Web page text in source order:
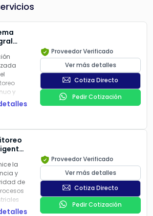
y
la
y
de
la
de
Proveedor Verificado
Ver más detalles
Cotiza Directo
Pedir Cotización
la
y
de
el
Proveedor Verificado
Ver más detalles
Cotiza Directo
Pedir Cotización